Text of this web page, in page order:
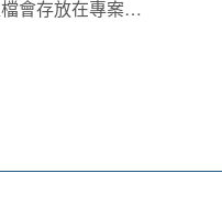
會存放在專案…